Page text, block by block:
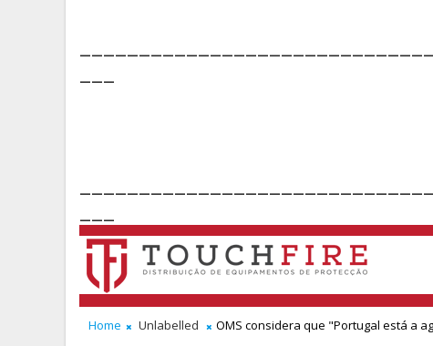
Home Unlabelled OMS considera que "Portugal está a